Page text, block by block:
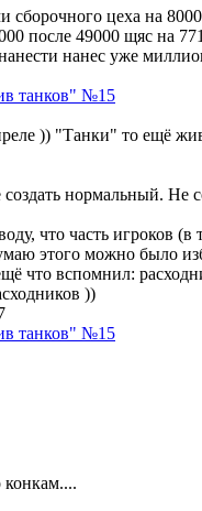
цеха на
после 49000 щяс на
нанес уже
танков" №15
)) "Танки" то ещё
создать нормальный.
что часть игроков
этого можно было
что вспомнил:
))
танков" №15
конкам....